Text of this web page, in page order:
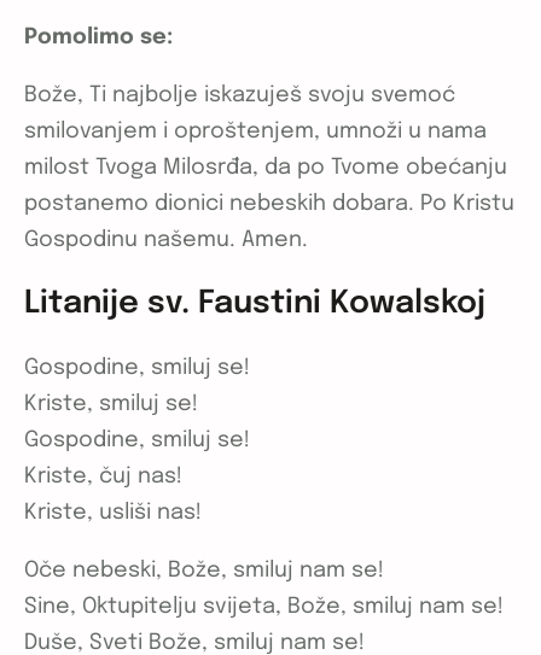
Pomolimo se:
Bože, Ti najbolje iskazuješ svoju svemoć
smilovanjem i oproštenjem, umnoži u nama
milost Tvoga Milosrđa, da po Tvome obećanju
postanemo dionici nebeskih dobara. Po Kristu
Gospodinu našemu. Amen.
Litanije sv. Faustini Kowalskoj
Gospodine, smiluj se!
Kriste, smiluj se!
Gospodine, smiluj se!
Kriste, čuj nas!
Kriste, usliši nas!
Oče nebeski, Bože, smiluj nam se!
Sine, Oktupitelju svijeta, Bože, smiluj nam se!
Duše, Sveti Bože, smiluj nam se!